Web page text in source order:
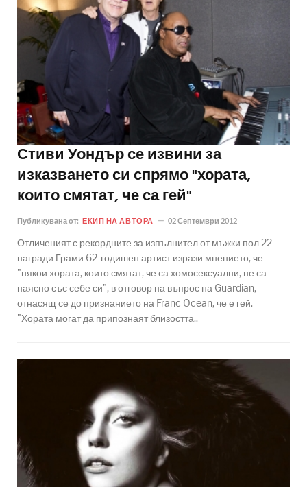
Стиви Уондър се извини за
изказването си спрямо "хората,
които смятат, че са гей"
Публикувана от: ЕКИП НА АВТОРА 02 Септември 2012
Отличеният с рекордните за изпълнител от мъжки пол 22
награди Грами 62-годишен артист изрази мнението, че
"някои хората, които смятат, че са хомосексуални, не са
наясно със себе си", в отговор на въпрос на Guardian,
отнасящ се до признанието на Franc Ocean, че е гей.
"Хората могат да припознаят близостта..